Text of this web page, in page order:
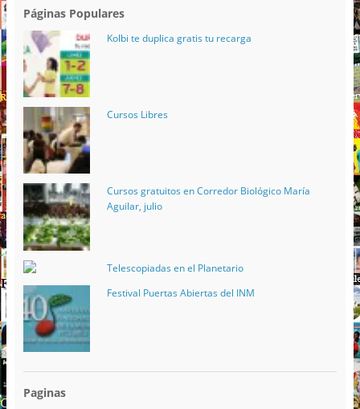
Páginas Populares
Kolbi te duplica gratis tu recarga
Cursos Libres
Cursos gratuitos en Corredor Biológico María
Aguilar, julio
Telescopiadas en el Planetario
Festival Puertas Abiertas del INM
Paginas